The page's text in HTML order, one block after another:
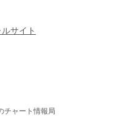
サイト
チャート情報局